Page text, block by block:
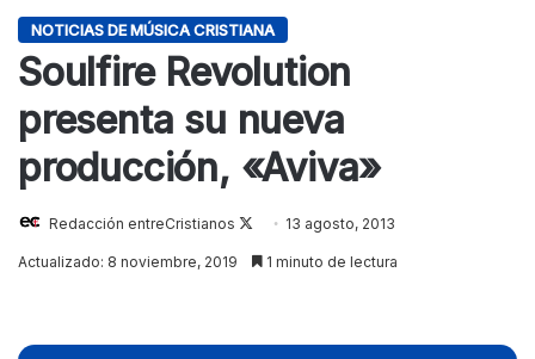
NOTICIAS DE MÚSICA CRISTIANA
Soulfire Revolution
presenta su nueva
producción, «Aviva»
Redacción entreCristianos
Follow
on
13 agosto, 2013
Actualizado: 8 noviembre, 2019 1 minuto de lectura